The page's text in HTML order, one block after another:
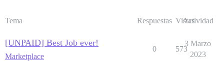
Tema Respuestas Vistas
Actividad
[UNPAID] Best Job ever!
Marketplace
0 573
3 Marzo
2023